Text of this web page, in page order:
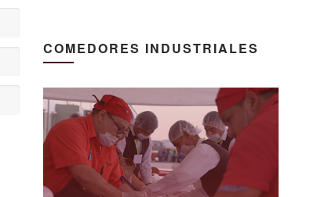
COMEDORES INDUSTRIALES